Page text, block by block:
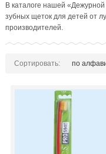
В каталоге нашей
зубных щеток для детей от
производителей.
Сортировать: по